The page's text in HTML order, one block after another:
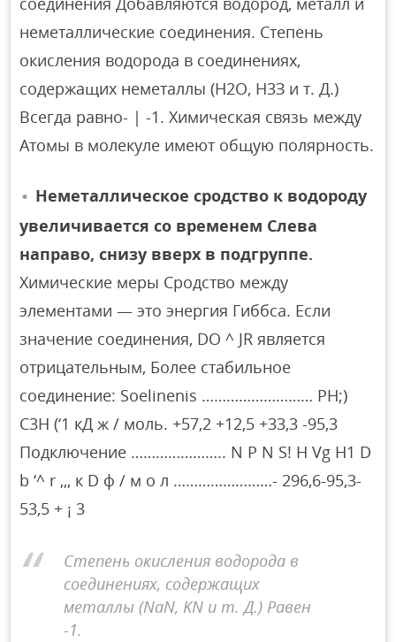
неметаллические соединения. Степень
окисления водорода в соединениях,
содержащих неметаллы (Н2О, Н3З и т. Д.)
Всегда равно- | -1. Химическая связь между
Атомы в молекуле имеют общую полярность.
Неметаллическое сродство к водороду
увеличивается со временем Слева
направо, снизу вверх в подгруппе.
Химические меры Сродство между
элементами — это энергия Гиббса. Если
значение соединения, DO ^ JR является
отрицательным, Более стабильное
соединение: Soelinenis ……………………… PH;)
C3H (‘1 кД ж / моль. +57,2 +12,5 +33,3 -95,3
Подключение ………………….. N P N S! H Vg H1 D
b ‘^ r ,,, к D ф / м о л ……………………- 296,6-95,3-
53,5 + ¡ 3
Степень окисления водорода в
соединениях, содержащих
металлы (NaN, KN и т. Д.) Равен
-1.